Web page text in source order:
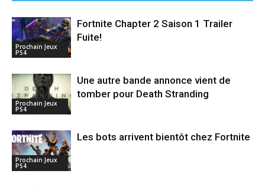
Prochain Jeux
PS4
Fortnite Chapter 2 Saison 1 Trailer
Fuite!
Prochain Jeux
PS4
Une autre bande annonce vient de
tomber pour Death Stranding
Prochain Jeux
PS4
Les bots arrivent bientôt chez Fortnite